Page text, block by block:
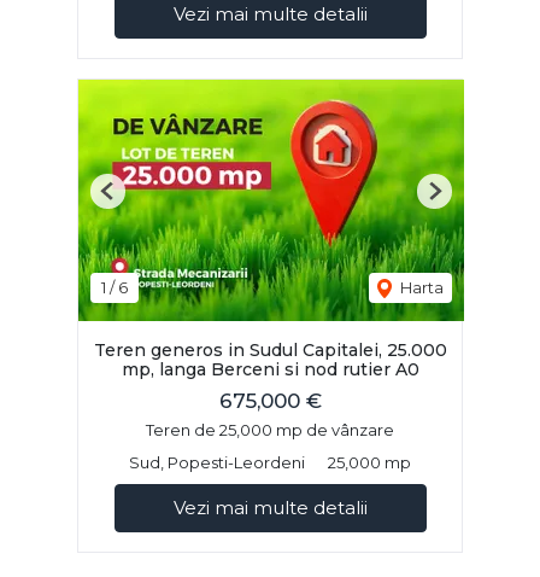
Vezi mai multe detalii
1 /6 Harta
Previous Next
Teren generos in Sudul Capitalei, 25.000
mp, langa Berceni si nod rutier A0
675,000 €
Teren de 25,000 mp de vânzare
Sud, Popesti-Leordeni
25,000 mp
Vezi mai multe detalii